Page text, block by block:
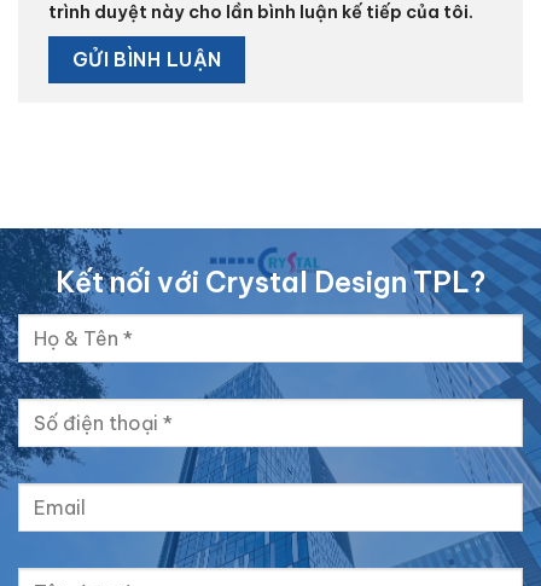
trình duyệt này cho lần bình luận kế tiếp của tôi.
Kết nối với Crystal Design TPL?